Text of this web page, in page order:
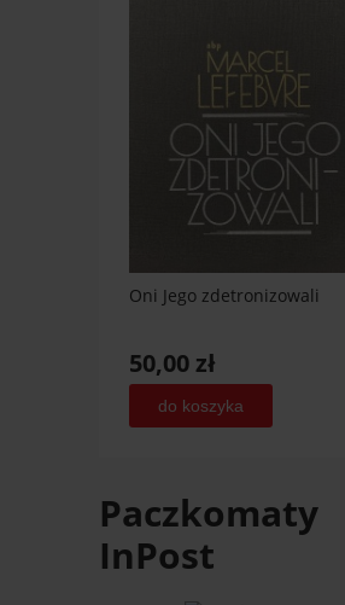
Oni Jego zdetronizowali
50,00 zł
do koszyka
Paczkomaty
InPost